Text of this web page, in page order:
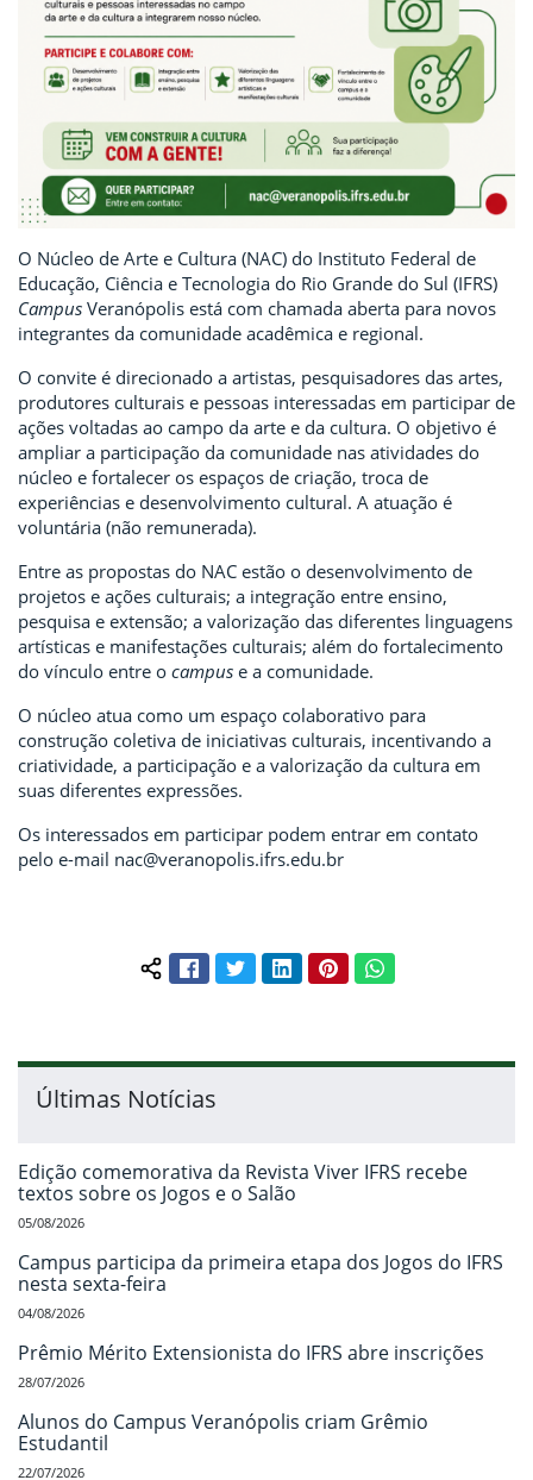
O Núcleo de Arte e Cultura (NAC) do Instituto Federal de
Educação, Ciência e Tecnologia do Rio Grande do Sul (IFRS)
Campus Veranópolis está com chamada aberta para novos
integrantes da comunidade acadêmica e regional.
O convite é direcionado a artistas, pesquisadores das artes,
produtores culturais e pessoas interessadas em participar de
ações voltadas ao campo da arte e da cultura. O objetivo é
ampliar a participação da comunidade nas atividades do
núcleo e fortalecer os espaços de criação, troca de
experiências e desenvolvimento cultural. A atuação é
voluntária (não remunerada).
Entre as propostas do NAC estão o desenvolvimento de
projetos e ações culturais; a integração entre ensino,
pesquisa e extensão; a valorização das diferentes linguagens
artísticas e manifestações culturais; além do fortalecimento
do vínculo entre o campus e a comunidade.
O núcleo atua como um espaço colaborativo para
construção coletiva de iniciativas culturais, incentivando a
criatividade, a participação e a valorização da cultura em
suas diferentes expressões.
Os interessados em participar podem entrar em contato
pelo e-mail nac@veranopolis.ifrs.edu.br
Compartilhar conteúdo:
FacebookTwitterLinkedInPinterestWhatsApp
Últimas Notícias
Edição comemorativa da Revista Viver IFRS recebe
textos sobre os Jogos e o Salão
05/08/2026
Campus participa da primeira etapa dos Jogos do IFRS
nesta sexta-feira
04/08/2026
Prêmio Mérito Extensionista do IFRS abre inscrições
28/07/2026
Alunos do Campus Veranópolis criam Grêmio
Estudantil
22/07/2026